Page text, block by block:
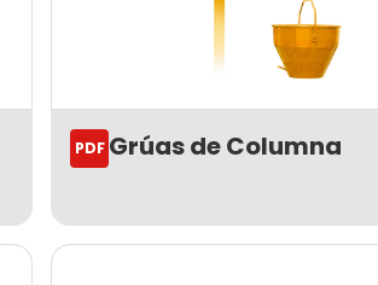
PDF Grúas de Columna